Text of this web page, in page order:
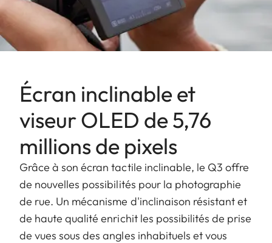
Écran inclinable et
viseur OLED de 5,76
millions de pixels
Grâce à son écran tactile inclinable, le Q3 offre
de nouvelles possibilités pour la photographie
de rue. Un mécanisme d'inclinaison résistant et
de haute qualité enrichit les possibilités de prise
de vues sous des angles inhabituels et vous